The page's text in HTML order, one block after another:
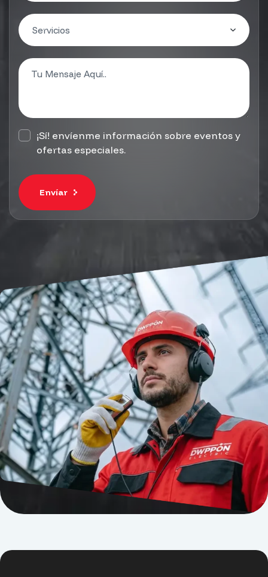
¡Sí! envíenme información sobre eventos y
ofertas especiales.
Envíar